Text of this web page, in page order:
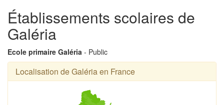
Établissements scolaires de
Galéria
Ecole primaire Galéria - Public
Localisation de Galéria en France